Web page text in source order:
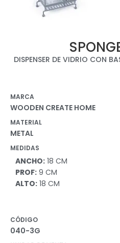
DISPENSER DE VIDRIO CON
MARCA
WOODEN CREATE HOME
MATERIAL
METAL
MEDIDAS
ANCHO: 18 CM
PROF: 9 CM
ALTO: 18 CM
CÓDIGO
040-3G